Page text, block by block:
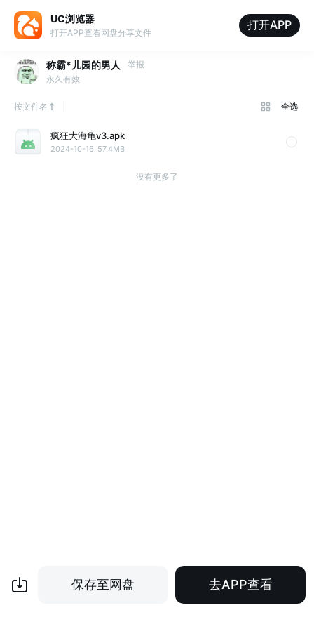
UC浏览器
打开APP查看网盘分享文件
打开APP
称霸*儿园的男人
举报
永久有效
按文件名 全选
疯狂大海龟v3.apk
2024-10-16 57.4MB
没有更多了
保存至网盘 去APP查看